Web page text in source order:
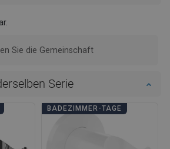
Sie die Gemeinschaft
Serie
BADEZIMMER-TAGE